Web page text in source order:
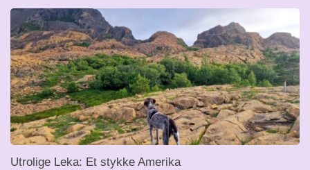
Utrolige Leka: Et stykke Amerika